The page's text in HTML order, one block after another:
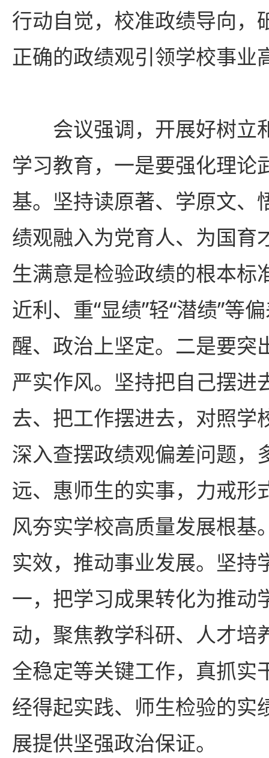
行动自觉，校准政绩导向，
正确的政绩观引领学校事业
会议强调，开展好树立
学习教育，一是要强化理论
基。坚持读原著、学原文、
绩观融入为党育人、为国育
生满意是检验政绩的根本标
近利、重“显绩”轻“潜绩”等
醒、政治上坚定。二是要突
严实作风。坚持把自己摆进
去、把工作摆进去，对照学
深入查摆政绩观偏差问题，
远、惠师生的实事，力戒形
风夯实学校高质量发展根基
实效，推动事业发展。坚持
一，把学习成果转化为推动
动，聚焦教学科研、人才培
全稳定等关键工作，真抓实
经得起实践、师生检验的实
展提供坚强政治保证。